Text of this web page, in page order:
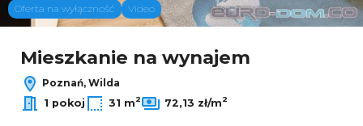
Oferta na wyłączność Video
Mieszkanie na wynajem
Poznań, Wilda
1 pokoj
31 m2 72,13 zł/m2